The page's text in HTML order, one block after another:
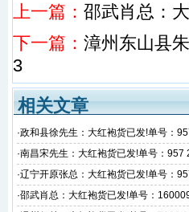
上一篇： 邵武肖总：
下一篇： 漳州东山县
3
相关文章
·政和县徐先生：大红袍货已发!单号：
·南昌宋先生：大红袍货已发!单号：957
·辽宁开原张总：大红袍货已发!单号：
·邵武肖总：大红袍货已发!单号：